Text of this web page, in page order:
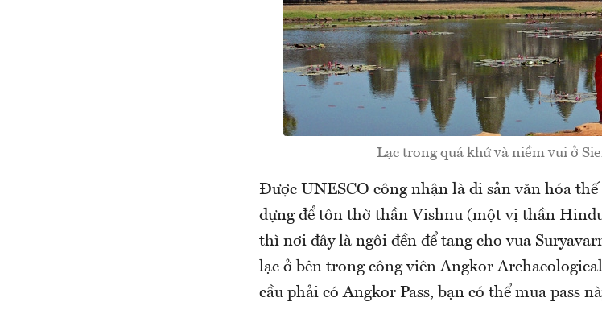
Lạc trong quá khứ và niềm vui ở
Được UNESCO công nhận là di sản văn hóa
dựng để tôn thờ thần Vishnu (một vị thần
thì nơi đây là ngôi đền để tang cho vua
lạc ở bên trong công viên Angkor
cầu phải có Angkor Pass, bạn có thể mua pass